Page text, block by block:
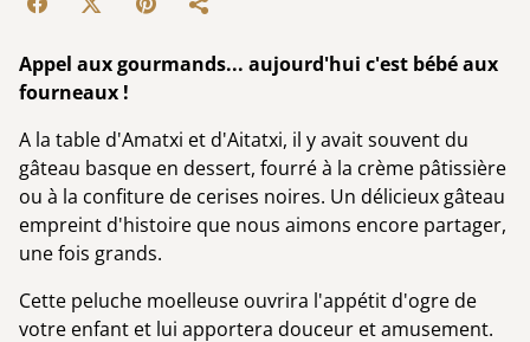
Appel aux gourmands... aujourd'hui c'est bébé aux
fourneaux !
A la table d'Amatxi et d'Aitatxi, il y avait souvent du
gâteau basque en dessert, fourré à la crème pâtissière
ou à la confiture de cerises noires. Un délicieux gâteau
empreint d'histoire que nous aimons encore partager,
une fois grands.
Cette peluche moelleuse ouvrira l'appétit d'ogre de
votre enfant et lui apportera douceur et amusement.